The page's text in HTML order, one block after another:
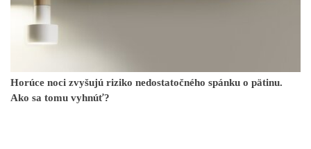
Horúce noci zvyšujú riziko nedostatočného spánku o pätinu.
Ako sa tomu vyhnúť?